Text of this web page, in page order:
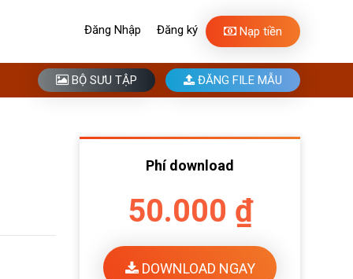
Đăng Nhập Đăng ký Nạp tiền
BỘ SƯU TẬP ĐĂNG FILE MẪU
Phí download
50.000 ₫
DOWNLOAD NGAY